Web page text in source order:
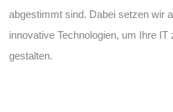
abgestimmt sind. Dabei setzen wir
innovative Technologien, um Ihre
gestalten.